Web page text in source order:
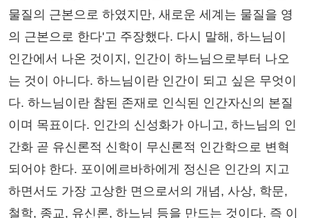
물질의 근본으로 하였지만, 새로운 세계는 물질을 영
의 근본으로 한다'고 주장했다. 다시 말해, 하느님이
인간에서 나온 것이지, 인간이 하느님으로부터 나오
는 것이 아니다. 하느님이란 인간이 되고 싶은 무엇이
다. 하느님이란 참된 존재로 인식된 인간자신의 본질
이며 목표이다. 인간의 신성화가 아니고, 하느님의 인
간화 곧 유신론적 신학이 무신론적 인간학으로 변혁
되어야 한다. 포이에르바하에게 정신은 인간의 지고
하면서도 가장 고상한 면으로서의 개념, 사상, 학문,
철학, 종교, 유신론, 하느님 등을 만드는 것이다. 즉 이